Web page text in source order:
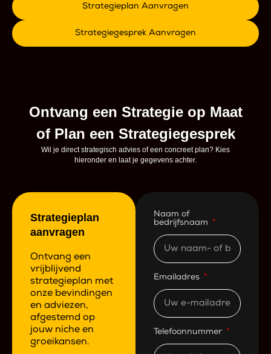
Strategieplan Aanvragen
Strategiegesprek Aanvragen
Ontvang een Strategie op Maat
of Plan een Strategiegesprek
Wil je direct strategisch advies of een concreet plan? Kies
hieronder en laat je gegevens achter.
Naam of
bedrijfsnaam
Emailadres
Telefoonnummer
Strategieplan
aanvragen
Ontvang een
vrijblijvend
strategieplan met
onze bevindingen
en adviezen,
afgestemd op
jouw niche en
groeikansen.